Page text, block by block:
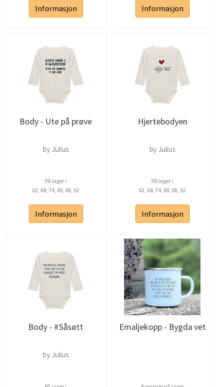
Informasjon Informasjon
Body - Ute på prøve
by Julius
På lager i
62, 68, 74, 80, 86, 92
Informasjon
Hjertebodyen
by Julius
På lager i
62, 68, 74, 80, 86, 92
Informasjon
Body - #Såsøtt
by Julius
Emaljekopp - Bygda vet